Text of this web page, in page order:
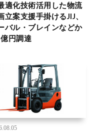
適化技術活用した物流
立案支援手掛けるJIJ、
バル・ブレインなどか
円調達